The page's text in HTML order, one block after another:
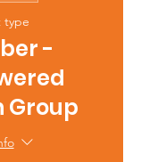
type
-
Group